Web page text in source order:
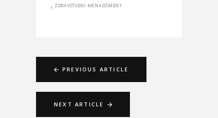
, ZDRAVSTVENI MENADŽMENT
PREVIOUS ARTICLE
NEXT ARTICLE